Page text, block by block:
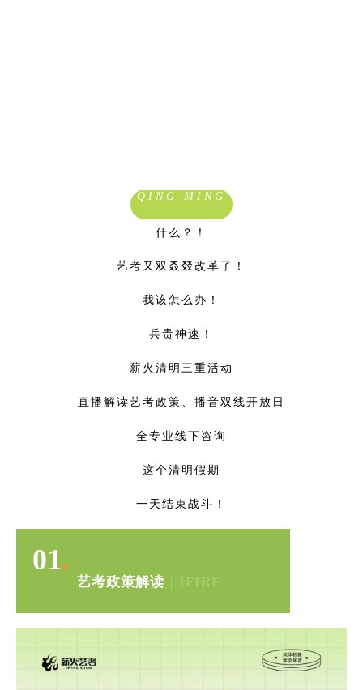
QING MING
什么？！
艺考又双叒叕改革了！
我该怎么办！
兵贵神速！
薪火清明三重活动
直播解读艺考政策、 播音双线开放日
全专业线下咨询
这个清明假期
一天结束战斗！
01.
艺考政策解读 IFIRE